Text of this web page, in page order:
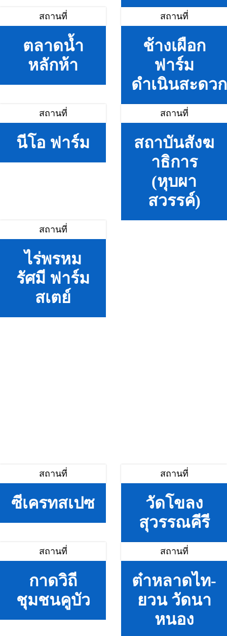
สถานที่
ตลาดน้ำ
หลักห้า
สถานที่
ช้างเผือก
ฟาร์ม
ดำเนินสะดวก
สถานที่
นีโอ ฟาร์ม
สถานที่
สถาบันสังฆ
าธิการ
(หุบผา
สวรรค์)
สถานที่
ไร่พรหม
รัศมี ฟาร์ม
สเตย์
สถานที่
ซีเครทสเปซ
สถานที่
วัดโขลง
สุวรรณคีรี
สถานที่
กาดวิถี
ชุมชนคูบัว
สถานที่
ต๋าหลาดไท-
ยวน วัดนา
หนอง